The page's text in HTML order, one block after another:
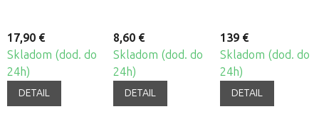
17,90 €
Skladom (dod. do
24h)
DETAIL
8,60 €
Skladom (dod. do
24h)
DETAIL
139 €
Skladom (dod. do
24h)
DETAIL